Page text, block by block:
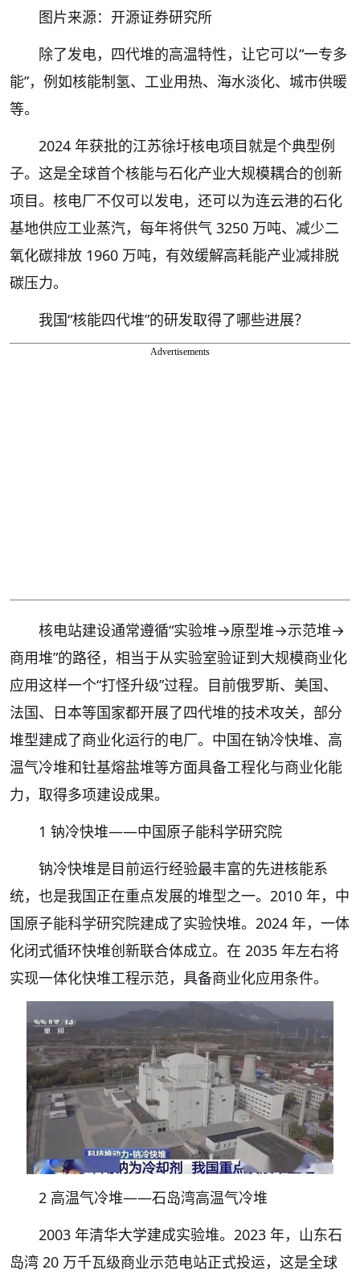
图片来源：开源证券研究所
除了发电，四代堆的高温特性，让它可以“一专多
能”，例如核能制氢、工业用热、海水淡化、城市供暖
等。
2024 年获批的江苏徐圩核电项目就是个典型例
子。这是全球首个核能与石化产业大规模耦合的创新
项目。核电厂不仅可以发电，还可以为连云港的石化
基地供应工业蒸汽，每年将供气 3250 万吨、减少二
氧化碳排放 1960 万吨，有效缓解高耗能产业减排脱
碳压力。
我国“核能四代堆”的研发取得了哪些进展？
Advertisements
核电站建设通常遵循“实验堆→原型堆→示范堆→
商用堆”的路径，相当于从实验室验证到大规模商业化
应用这样一个“打怪升级”过程。目前俄罗斯、美国、
法国、日本等国家都开展了四代堆的技术攻关，部分
堆型建成了商业化运行的电厂。中国在钠冷快堆、高
温气冷堆和钍基熔盐堆等方面具备工程化与商业化能
力，取得多项建设成果。
1 钠冷快堆——中国原子能科学研究院
钠冷快堆是目前运行经验最丰富的先进核能系
统，也是我国正在重点发展的堆型之一。2010 年，中
国原子能科学研究院建成了实验快堆。2024 年，一体
化闭式循环快堆创新联合体成立。在 2035 年左右将
实现一体化快堆工程示范，具备商业化应用条件。
2 高温气冷堆——石岛湾高温气冷堆
2003 年清华大学建成实验堆。2023 年，山东石
岛湾 20 万千瓦级商业示范电站正式投运，这是全球